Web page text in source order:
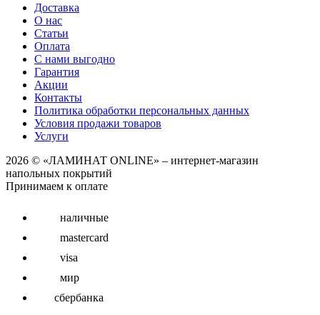
Доставка
О нас
Статьи
Оплата
С нами выгодно
Гарантия
Акции
Контакты
Политика обработки персональных данных
Условия продажи товаров
Услуги
2026 © «ЛАМИНАТ ONLINE» – интернет-магазин
напольных покрытий
Принимаем к оплате
наличные
mastercard
visa
мир
сбербанка